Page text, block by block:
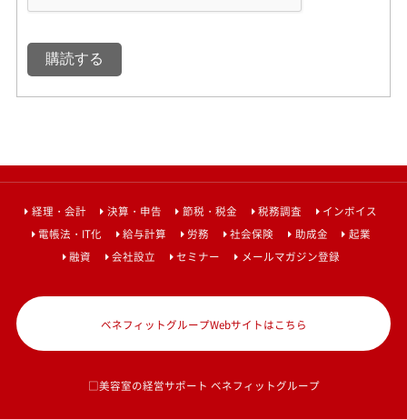
経理・会計 決算・申告 節税・税金 税務調査
インボイス
電帳法・IT化
給与計算 労務 社会保険 助成金
起業
融資
会社設立 セミナー メールマガジン登録
ベネフィットグループWebサイトはこちら
□美容室の経営サポート ベネフィットグループ